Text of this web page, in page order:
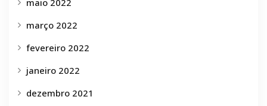
maio 2022
março 2022
fevereiro 2022
janeiro 2022
dezembro 2021